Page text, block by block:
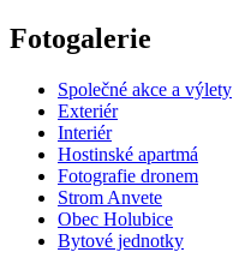
Fotogalerie
Společné akce a výlety
Exteriér
Interiér
Hostinské apartmá
Fotografie dronem
Strom Anvete
Obec Holubice
Bytové jednotky